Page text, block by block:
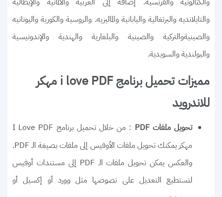
والتايلانديه والبرتغالية واليابانية والماليزيه. والروسية والكورية واليونانيه
والصينيةوالتركية والصينية والبلغارية والهندية والإندونيسية
والبولندية والسويدية.
مميزات تحميل برنامج i love PDF مهكر
للاندرويد
تحويل ملفات PDF
: من خلال تحميل برنامج I Love PDF
مهكر يمكنك تحويل ملفات الأوفيس إلى ملفات بصيغة الـ PDF.
والعكس يمكن تحويل ملفات الـ PDF إلى مستندات أوفيس
لتستطيع التعديل على نصوصها مثل وورد أو إكسيل أو